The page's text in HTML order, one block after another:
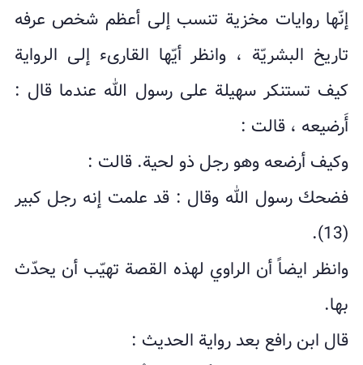
إنّها روایات مخزیة تنسب إلى أعظم شخص عرفه
تاریخ البشریّة ، وانظر أیّها القارىء إلى الروایة
کیف تستنکر سهیلة على رسول الله عندما قال :
أَرضیعه ، قالت :
وکیف أرضعه وهو رجل ذو لحیة. قالت :
فضحك رسول الله وقال : قد علمت إنه رجل کبیر
(13).
وانظر ایضاً أن الراوي لهذه القصة تهیّب أن یحدّث
بها.
قال ابن رافع بعد روایة الحدیث :